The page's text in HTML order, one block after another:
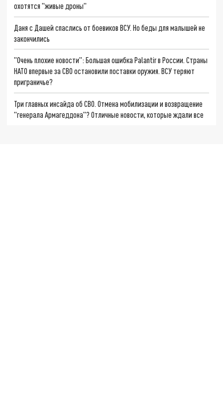
охотятся "живые дроны"
Даня с Дашей спаслись от боевиков ВСУ. Но беды для малышей не
закончились
"Очень плохие новости": Большая ошибка Palantir в России. Страны
НАТО впервые за СВО остановили поставки оружия. ВСУ теряют
приграничье?
Три главных инсайда об СВО. Отмена мобилизации и возвращение
"генерала Армагеддона"? Отличные новости, которые ждали все